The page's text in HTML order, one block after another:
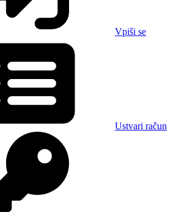
Vpiši se
Ustvari račun